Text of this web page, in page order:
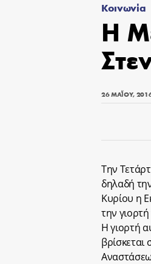
Κοινωνία
Η
26 ΜΑΪ́ΟΥ, 2016
Την
δηλαδή
Κυρίου η
την
Η γιορτή
βρίσκεται